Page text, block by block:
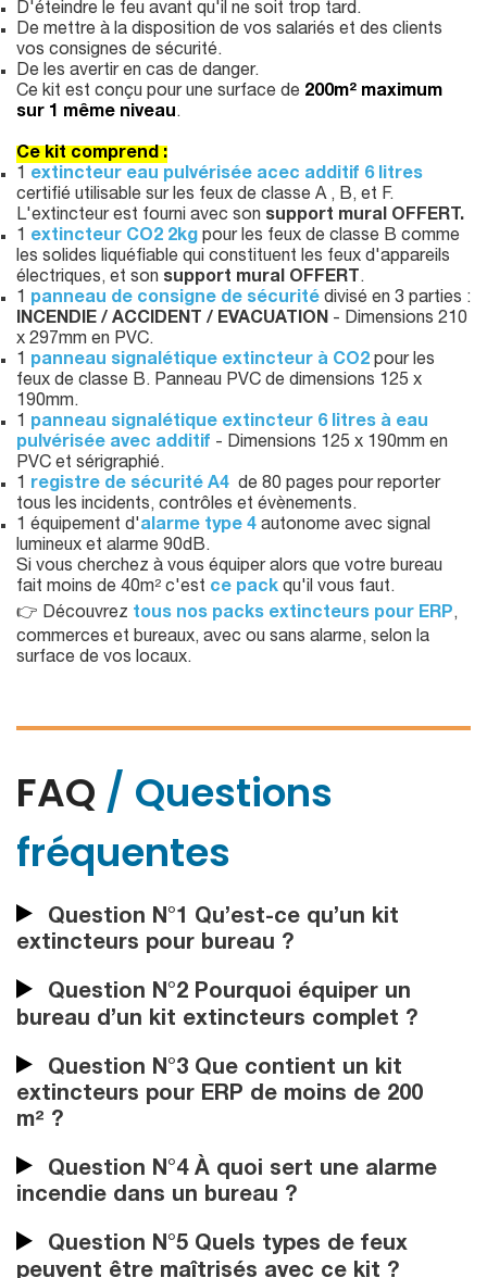
D'éteindre le feu avant qu'il ne soit trop tard.
De mettre à la disposition de vos salariés et des clients
vos consignes de sécurité.
De les avertir en cas de danger.
Ce kit est conçu pour une surface de 200m² maximum
sur 1 même niveau.
Ce kit comprend :
1 extincteur eau pulvérisée acec additif 6 litres
certifié utilisable sur les feux de classe A , B, et F.
L'extincteur est fourni avec son support mural OFFERT.
1 extincteur CO2 2kg pour les feux de classe B comme
les solides liquéfiable qui constituent les feux d'appareils
électriques, et son support mural OFFERT .
1 panneau de consigne de sécurité divisé en 3 parties :
INCENDIE / ACCIDENT / EVACUATION - Dimensions 210
x 297mm en PVC.
1 panneau signalétique extincteur à CO2 pour les
feux de classe B. Panneau PVC de dimensions 125 x
190mm.
1 panneau signalétique extincteur 6 litres à eau
pulvérisée avec additif - Dimensions 125 x 190mm en
PVC et sérigraphié.
1 registre de sécurité A4 de 80 pages pour reporter
tous les incidents, contrôles et évènements.
1 équipement d'alarme type 4 autonome avec signal
lumineux et alarme 90dB.
Si vous cherchez à vous équiper alors que votre bureau
fait moins de 40m² c'est ce pack qu'il vous faut.
👉 Découvrez tous nos packs extincteurs pour ERP,
commerces et bureaux, avec ou sans alarme, selon la
surface de vos locaux.
FAQ / Questions
fréquentes
Question N°1 Qu’est-ce qu’un kit
extincteurs pour bureau ?
Question N°2 Pourquoi équiper un
bureau d’un kit extincteurs complet ?
Question N°3 Que contient un kit
extincteurs pour ERP de moins de 200
m² ?
Question N°4 À quoi sert une alarme
incendie dans un bureau ?
Question N°5 Quels types de feux
peuvent être maîtrisés avec ce kit ?